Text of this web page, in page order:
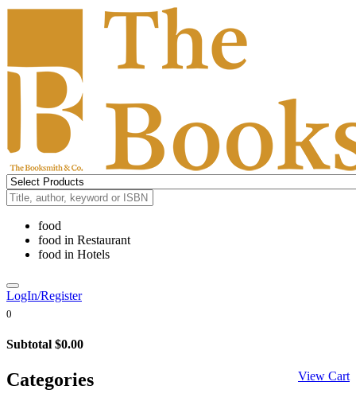
food
food in Restaurant
food in Hotels
LogIn/Register
0
Subtotal $0.00
View Cart
Categories